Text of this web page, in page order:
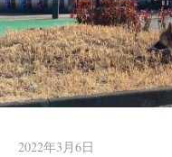
プ
2022年3月6日